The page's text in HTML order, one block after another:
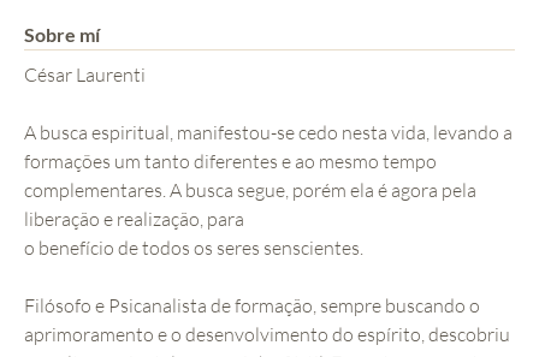
Sobre mí
César Laurenti
A busca espiritual, manifestou-se cedo nesta vida, levando a
formações um tanto diferentes e ao mesmo tempo
complementares. A busca segue, porém ela é agora pela
liberação e realização, para
o benefício de todos os seres senscientes.
Filósofo e Psicanalista de formação, sempre buscando o
aprimoramento e o desenvolvimento do espírito, descobriu